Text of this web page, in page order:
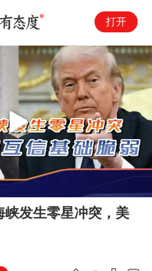
打开
02:35
Play
峡发生零星冲突，美